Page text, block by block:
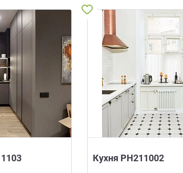
Кухня РН211002